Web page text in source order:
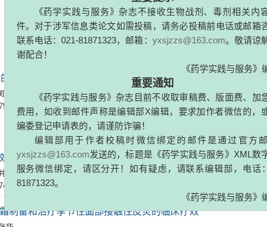
x
重要提示
《药学实践与服务》杂志不接收生物战剂、毒剂相关内容的稿
。对于涉军信息类论文如需投稿，请务必投稿前电话或邮箱咨询。
电话：021-81871323，邮箱：
yxsjzzs@163.com。敬请谅解，谢
合！
《药学实践与服务》编辑部
重要通知
药学实践与服务》杂志目前不收取审稿费、版面费、加急费等
用，如收到邮件声称是编辑部X编辑，要求加作者微信的，或填写
登记申请表的，请谨防诈骗！
编辑部用于作者校稿时微信绑定的邮件是通过官方邮箱：
发送的，标题是《药学实践与服务》XML数字出版
微信绑定，请区分开！如有疑虑，请联系编辑部，电话：021-
。
2001年 第19卷 第2期
背景、现状、问题及对策
汉臣
观察
红 ,张兴凯,贾红,肖勇
制备和治疗季节性面部接触性皮炎的临床疗效